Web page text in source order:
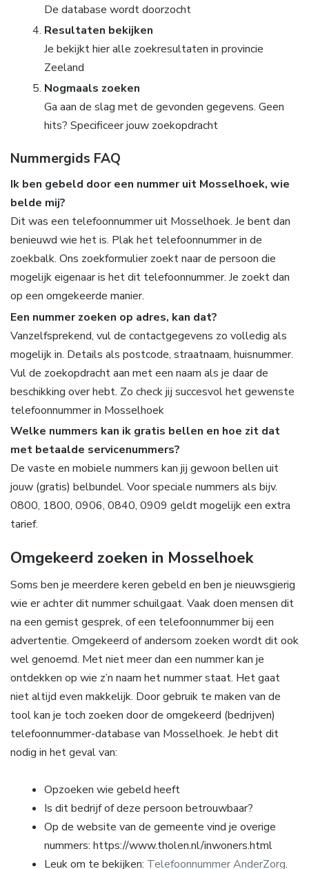
De database wordt doorzocht
Resultaten bekijken
Je bekijkt hier alle zoekresultaten in provincie
Zeeland
Nogmaals zoeken
Ga aan de slag met de gevonden gegevens. Geen
hits? Specificeer jouw zoekopdracht
Nummergids FAQ
Ik ben gebeld door een nummer uit Mosselhoek, wie
belde mij?
Dit was een telefoonnummer uit Mosselhoek. Je bent dan
benieuwd wie het is. Plak het telefoonnummer in de
zoekbalk. Ons zoekformulier zoekt naar de persoon die
mogelijk eigenaar is het dit telefoonnummer. Je zoekt dan
op een omgekeerde manier.
Een nummer zoeken op adres, kan dat?
Vanzelfsprekend, vul de contactgegevens zo volledig als
mogelijk in. Details als postcode, straatnaam, huisnummer.
Vul de zoekopdracht aan met een naam als je daar de
beschikking over hebt. Zo check jij succesvol het gewenste
telefoonnummer in Mosselhoek
Welke nummers kan ik gratis bellen en hoe zit dat
met betaalde servicenummers?
De vaste en mobiele nummers kan jij gewoon bellen uit
jouw (gratis) belbundel. Voor speciale nummers als bijv.
0800, 1800, 0906, 0840, 0909 geldt mogelijk een extra
tarief.
Omgekeerd zoeken in Mosselhoek
Soms ben je meerdere keren gebeld en ben je nieuwsgierig
wie er achter dit nummer schuilgaat. Vaak doen mensen dit
na een gemist gesprek, of een telefoonnummer bij een
advertentie. Omgekeerd of andersom zoeken wordt dit ook
wel genoemd. Met niet meer dan een nummer kan je
ontdekken op wie z’n naam het nummer staat. Het gaat
niet altijd even makkelijk. Door gebruik te maken van de
tool kan je toch zoeken door de omgekeerd (bedrijven)
telefoonnummer-database van Mosselhoek. Je hebt dit
nodig in het geval van:
Opzoeken wie gebeld heeft
Is dit bedrijf of deze persoon betrouwbaar?
Op de website van de gemeente vind je overige
nummers: https://www.tholen.nl/inwoners.html
Leuk om te bekijken: Telefoonnummer AnderZorg.